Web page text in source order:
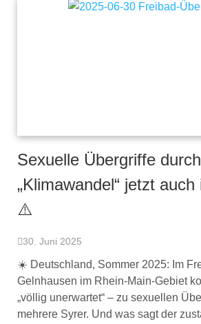
Sexuelle Übergriffe
„Klimawandel“ jetzt
⚠️
30. Juni 2025
☀️ Deutschland, Sommer 2025: Im
Gelnhausen im Rhein-Main-Gebiet
„völlig unerwartet“ – zu sexuellen
mehrere Syrer. Und was sagt der